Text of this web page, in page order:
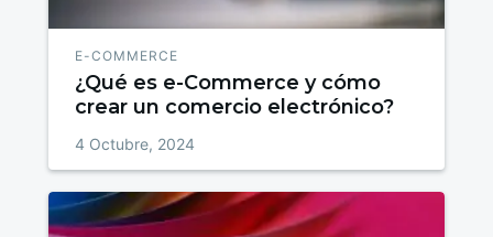
E-COMMERCE
¿Qué es e-Commerce y cómo
crear un comercio electrónico?
4 Octubre, 2024